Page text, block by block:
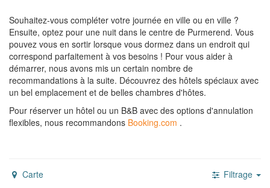
Souhaitez-vous compléter votre journée en ville ou en ville ?
Ensuite, optez pour une nuit dans le centre de Purmerend. Vous
pouvez vous en sortir lorsque vous dormez dans un endroit qui
correspond parfaitement à vos besoins ! Pour vous aider à
démarrer, nous avons mis un certain nombre de
recommandations à la suite. Découvrez des hôtels spéciaux avec
un bel emplacement et de belles chambres d'hôtes.
Pour réserver un hôtel ou un B&B avec des options d'annulation
flexibles, nous recommandons Booking.com .
Carte Filtrage